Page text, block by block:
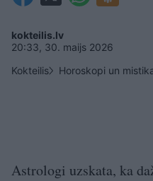
kokteilis.lv
20:33, 30. maijs 2026
Kokteilis
Horoskopi un
Astrologi uzskata, ka